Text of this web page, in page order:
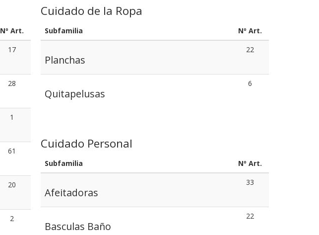
Nº Art.
17
28
1
61
20
2
Cuidado de la Ropa
Subfamilia Nº Art.
Planchas
22
Quitapelusas
6
Cuidado Personal
Subfamilia Nº Art.
Afeitadoras
33
Basculas Baño
22